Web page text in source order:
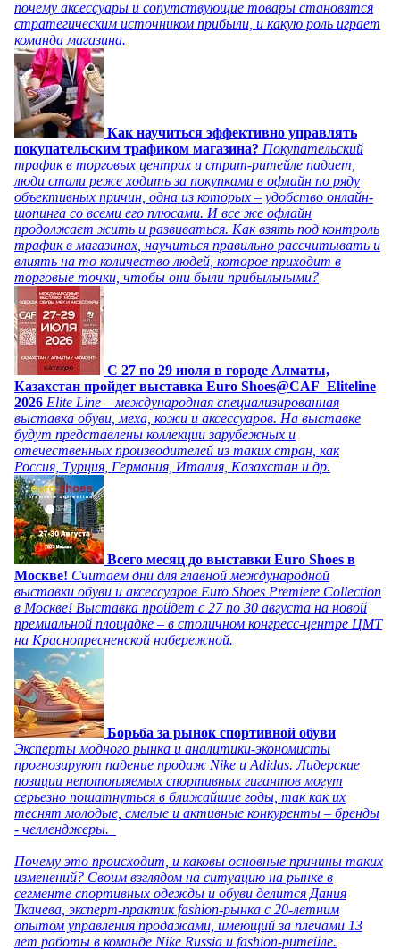
почему аксессуары и сопутствующие товары становятся
стратегическим источником прибыли, и какую роль играет
команда магазина.
Как научиться эффективно управлять
покупательским трафиком магазина? Покупательский
трафик в торговых центрах и стрит-ритейле падает,
люди стали реже ходить за покупками в офлайн по ряду
объективных причин, одна из которых – удобство онлайн-
шопинга со всеми его плюсами. И все же офлайн
продолжает жить и развиваться. Как взять под контроль
трафик в магазинах, научиться правильно рассчитывать и
влиять на то количество людей, которое приходит в
торговые точки, чтобы они были прибыльными?
C 27 по 29 июля в городе Алматы,
Казахстан пройдет выставка Euro Shoes@CAF_Eliteline
2026 Elite Line – международная специализированная
выставка обуви, меха, кожи и аксессуаров. На выставке
будут представлены коллекции зарубежных и
отечественных производителей из таких стран, как
Россия, Турция, Германия, Италия, Казахстан и др.
Всего месяц до выставки Euro Shoes в
Москве! Считаем дни для главной международной
выставки обуви и аксессуаров Euro Shoes Premiere Collection
в Москве! Выставка пройдет с 27 по 30 августа на новой
премиальной площадке – в столичном конгресс-центре ЦМТ
на Краснопресненской набережной.
Борьба за рынок спортивной обуви
Эксперты модного рынка и аналитики-экономисты
прогнозируют падение продаж Nike и Adidas. Лидерские
позиции непотопляемых спортивных гигантов могут
серьезно пошатнуться в ближайшие годы, так как их
теснят молодые, смелые и активные конкуренты – бренды
- челленджеры.
Почему это происходит, и каковы основные причины таких
изменений? Своим взглядом на ситуацию на рынке в
сегменте спортивных одежды и обуви делится Дания
Ткачева, эксперт-практик fashion-рынка с 20-летним
опытом управления продажами, имеющий за плечами 13
лет работы в команде Nike Russia и fashion-ритейле.